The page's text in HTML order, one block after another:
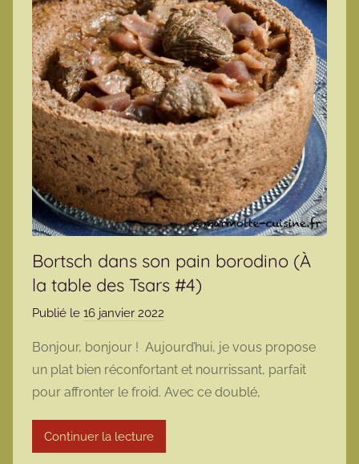
Bortsch dans son pain borodino (À
la table des Tsars #4)
Publié le 16 janvier 2022
r
m
a
r
Bonjour, bonjour ! Aujourd’hui, je vous propose
un plat bien réconfortant et nourrissant, parfait
pour affronter le froid. Avec ce doublé,
Continuer la lecture